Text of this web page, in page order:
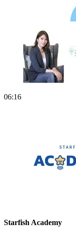
06:16
Starfish Academy